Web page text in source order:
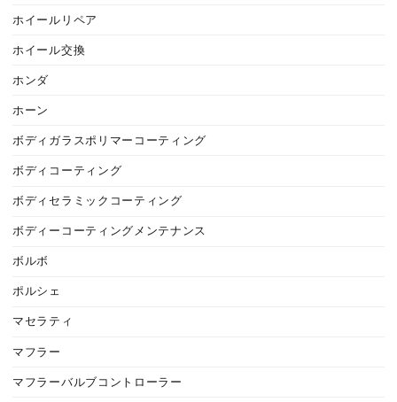
ホイールリペア
ホイール交換
ホンダ
ホーン
ボディガラスポリマーコーティング
ボディコーティング
ボディセラミックコーティング
ボディーコーティングメンテナンス
ボルボ
ポルシェ
マセラティ
マフラー
マフラーバルブコントローラー